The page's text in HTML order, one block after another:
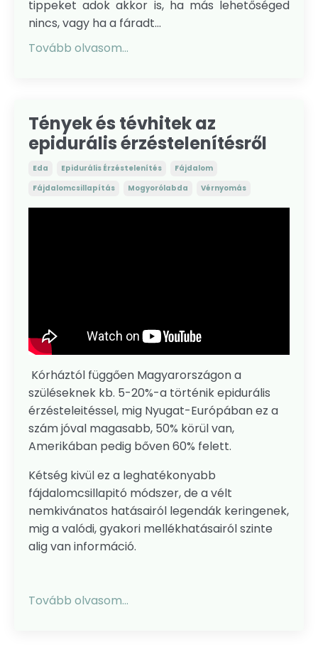
tippeket adok akkor is, ha más lehetőséged
nincs, vagy ha a fáradt...
Tovább olvasom...
Tények és tévhitek az
epidurális érzéstelenítésről
Eda Epidurális Érzéstelenítés
Fájdalom
Fájdalomcsillapítás
Mogyorólabda Vérnyomás
Kórháztól függően Magyarországon a
szüléseknek kb. 5-20%-a történik epidurális
érzésteleitéssel, mig Nyugat-Európában ez a
szám jóval magasabb, 50% körül van,
Amerikában pedig bőven 60% felett.
Kétség kivül ez a leghatékonyabb
fájdalomcsillapitó módszer, de a vélt
nemkivánatos hatásairól legendák keringenek,
mig a valódi, gyakori mellékhatásairól szinte
alig van információ.
Tovább olvasom...